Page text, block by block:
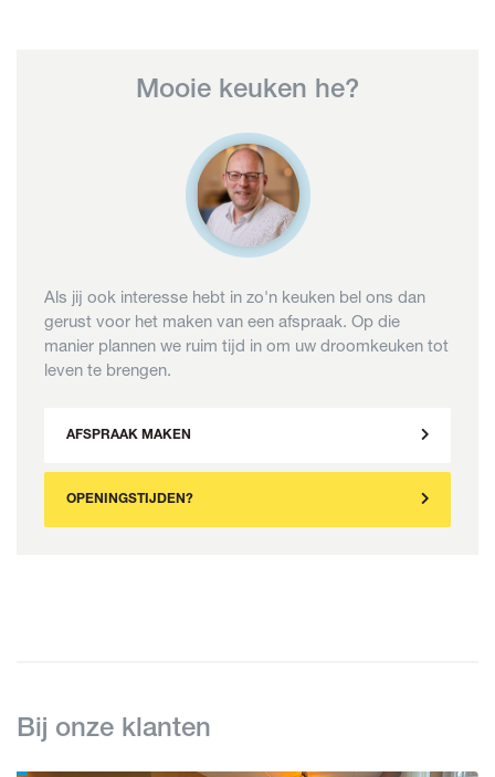
Mooie keuken he?
Als jij ook interesse hebt in zo'n keuken bel ons dan
gerust voor het maken van een afspraak. Op die
manier plannen we ruim tijd in om uw droomkeuken tot
leven te brengen.
AFSPRAAK MAKEN
OPENINGSTIJDEN?
Bij onze klanten